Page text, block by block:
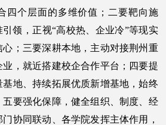
四个层面的多维价值；二要靶向施
领，正视“高校热、企业冷”等现实
；三要深耕本地，主动对接荆州重
，就近搭建校企合作平台；四要提
地、持续拓展优质新增基地，始终
要强化保障，健全组织、制度、经
协同联动、各学院发挥主体作用，